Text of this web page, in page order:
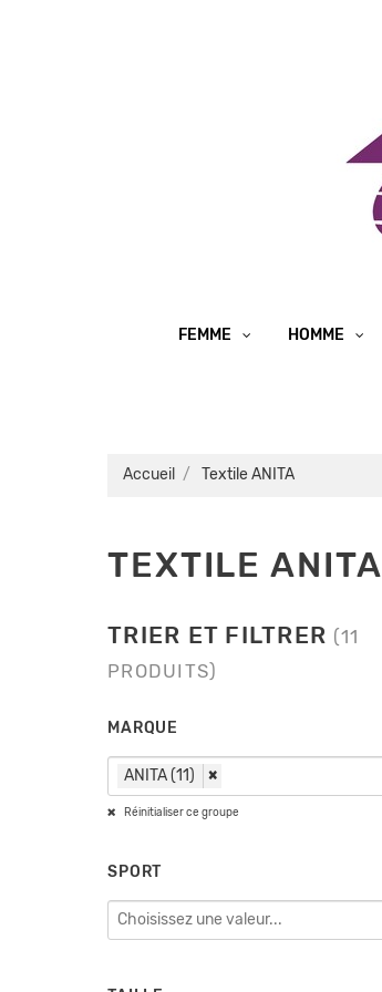
FEMME HOMME
Accueil Textile ANITA
TEXTILE ANITA
TRIER ET FILTRER (11
PRODUITS)
MARQUE
ANITA (11) ×
Réinitialiser ce groupe
SPORT